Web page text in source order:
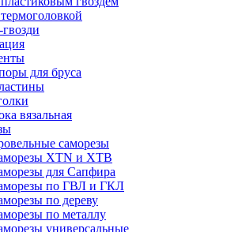
для бруса
вязальная
саморезы
XTN и ХTB
для Сапфира
по ГВЛ и ГКЛ
по дереву
по металлу
универсальные